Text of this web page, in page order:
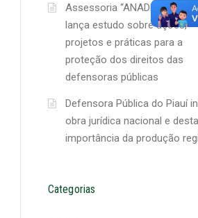
Assessoria “ANADEP Mulher”
lança estudo sobre ações,
projetos e práticas para a
proteção dos direitos das
defensoras públicas
Defensora Pública do Piauí
obra jurídica nacional e
importância da produção
Categorias